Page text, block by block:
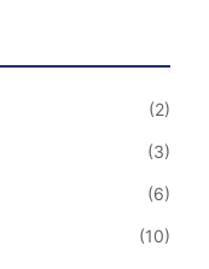
(2)
(3)
(6)
(10)